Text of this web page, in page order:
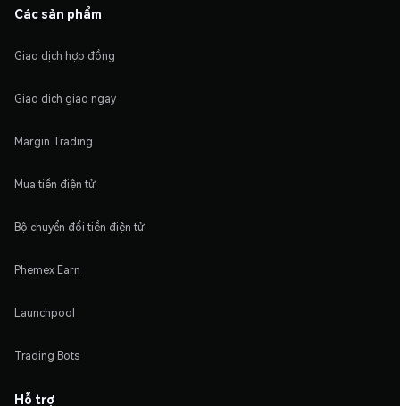
Các sản phẩm
Giao dịch hợp đồng
Giao dịch giao ngay
Margin Trading
Mua tiền điện tử
Bộ chuyển đổi tiền điện tử
Phemex Earn
Launchpool
Trading Bots
Hỗ trợ